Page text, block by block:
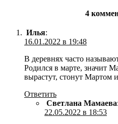
4
Илья:
16.01.2022 в 19:48
В деревнях часто
Родился в марте, значит
вырастут, стонут Мартом
Ответить
Светлана Мамаева:
22.05.2022 в 18:53